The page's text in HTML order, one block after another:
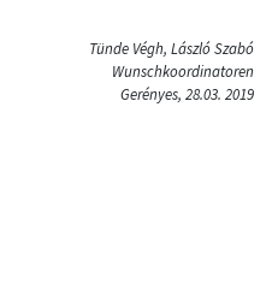
Tünde Végh, László Szabó
Wunschkoordinatoren
Gerényes, 28.03. 2019